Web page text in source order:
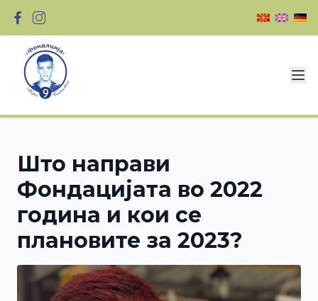
Што направи
Фондацијата во 2022
година и кои се
плановите за 2023?